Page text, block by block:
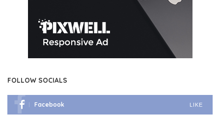
FOLLOW SOCIALS
Facebook LIKE